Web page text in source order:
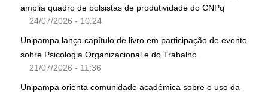
amplia quadro de bolsistas de produtividade do CNPq
24/07/2026 - 10:24
Unipampa lança capítulo de livro em participação de evento
sobre Psicologia Organizacional e do Trabalho
21/07/2026 - 11:36
Unipampa orienta comunidade acadêmica sobre o uso da